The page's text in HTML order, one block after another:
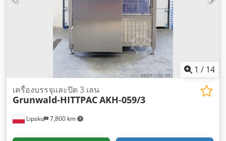
1 / 14
Lipsko 7,800 km
เครื่องบรรจุและปิด 3 เลน
Grunwald-HITTPACAKH-059/3